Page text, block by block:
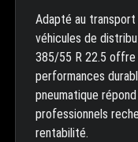
Adapté au transport
véhicules de
385/55 R 22.5
performances
pneumatique
professionnels
rentabilité.